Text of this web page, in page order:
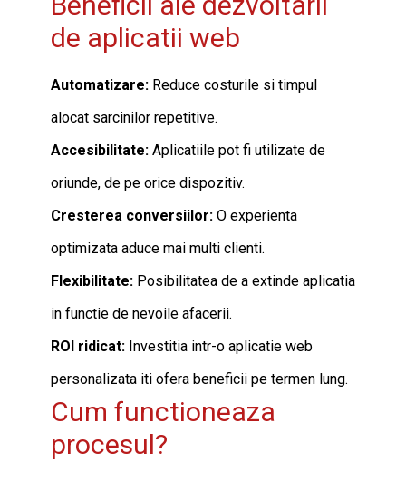
de aplicatii web
Automatizare: Reduce costurile si timpul
alocat sarcinilor repetitive.
Accesibilitate: Aplicatiile pot fi utilizate de
oriunde, de pe orice dispozitiv.
Cresterea conversiilor: O experienta
optimizata aduce mai multi clienti.
Flexibilitate: Posibilitatea de a extinde aplicatia
in functie de nevoile afacerii.
ROI ridicat: Investitia intr-o aplicatie web
personalizata iti ofera beneficii pe termen lung.
Cum functioneaza
procesul?